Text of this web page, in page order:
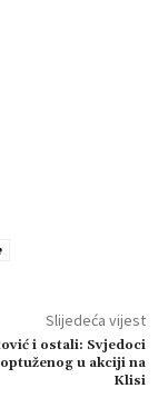
Slijedeća vijest
i ostali: Svjedoci
u akciji na
Klisi